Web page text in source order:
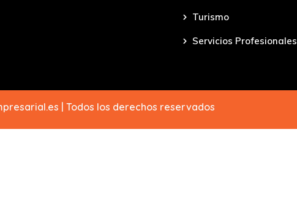
Turismo
Servicios Profesionales
| Todos los derechos reservados